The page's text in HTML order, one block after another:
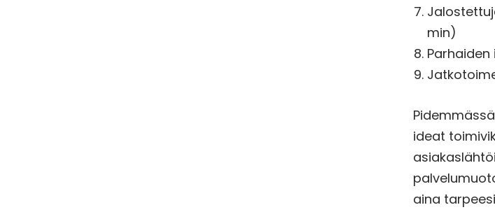
min)
ideat
aina